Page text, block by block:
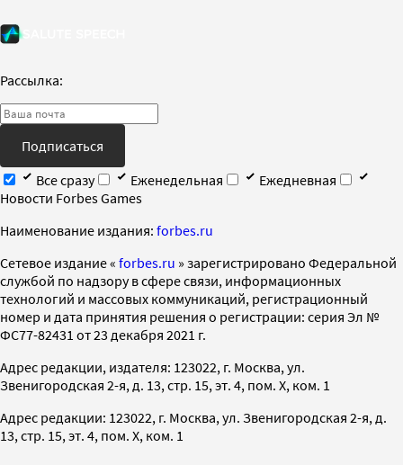
Рассылка:
Подписаться
Все сразу
Еженедельная
Ежедневная
Новости Forbes Games
Наименование издания: forbes.ru
Cетевое издание « forbes.ru » зарегистрировано Федеральной
службой по надзору в сфере связи, информационных
технологий и массовых коммуникаций, регистрационный
номер и дата принятия решения о регистрации: серия Эл №
ФС77-82431 от 23 декабря 2021 г.
Адрес редакции, издателя: 123022, г. Москва, ул.
Звенигородская 2-я, д. 13, стр. 15, эт. 4, пом. X, ком. 1
Адрес редакции: 123022, г. Москва, ул. Звенигородская 2-я, д.
13, стр. 15, эт. 4, пом. X, ком. 1